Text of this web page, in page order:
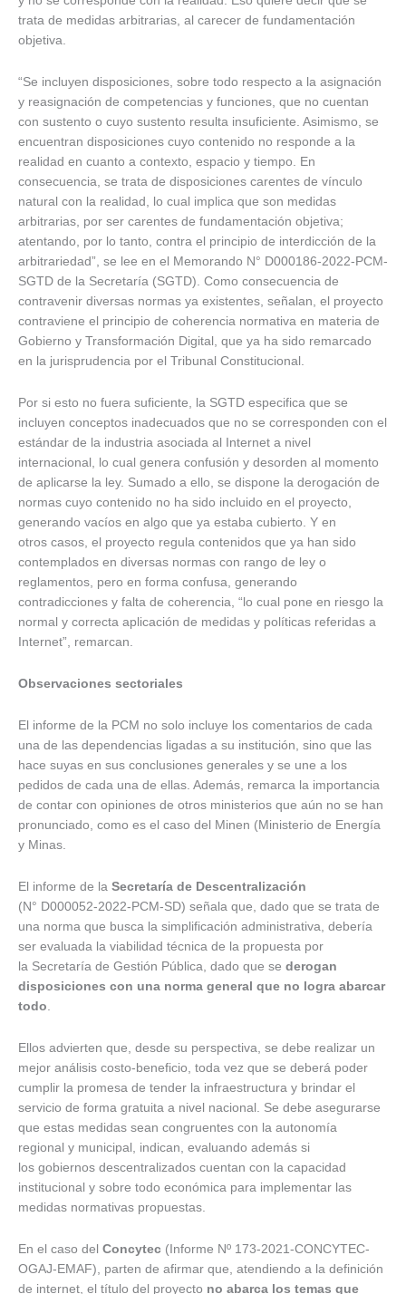
trata de medidas arbitrarias, al carecer de fundamentación
objetiva.
“Se incluyen disposiciones, sobre todo respecto a la asignación
y reasignación de competencias y funciones, que no cuentan
con sustento o cuyo sustento resulta insuficiente. Asimismo, se
encuentran disposiciones cuyo contenido no responde a la
realidad en cuanto a contexto, espacio y tiempo. En
consecuencia, se trata de disposiciones carentes de vínculo
natural con la realidad, lo cual implica que son medidas
arbitrarias, por ser carentes de fundamentación objetiva;
atentando, por lo tanto, contra el principio de interdicción de la
arbitrariedad”, se lee en el Memorando N° D000186-2022-PCM-
SGTD de la Secretaría (SGTD). Como consecuencia de
contravenir diversas normas ya existentes, señalan, el proyecto
contraviene el principio de coherencia normativa en materia de
Gobierno y Transformación Digital, que ya ha sido remarcado
en la jurisprudencia por el Tribunal Constitucional.
Por si esto no fuera suficiente, la SGTD especifica que se
incluyen conceptos inadecuados que no se corresponden con el
estándar de la industria asociada al Internet a nivel
internacional, lo cual genera confusión y desorden al momento
de aplicarse la ley. Sumado a ello, se dispone la derogación de
normas cuyo contenido no ha sido incluido en el proyecto,
generando vacíos en algo que ya estaba cubierto. Y en
otros casos, el proyecto regula contenidos que ya han sido
contemplados en diversas normas con rango de ley o
reglamentos, pero en forma confusa, generando
contradicciones y falta de coherencia, “lo cual pone en riesgo la
normal y correcta aplicación de medidas y políticas referidas a
Internet”, remarcan.
Observaciones sectoriales
El informe de la PCM no solo incluye los comentarios de cada
una de las dependencias ligadas a su institución, sino que las
hace suyas en sus conclusiones generales y se une a los
pedidos de cada una de ellas. Además, remarca la importancia
de contar con opiniones de otros ministerios que aún no se han
pronunciado, como es el caso del Minen (Ministerio de Energía
y Minas.
El informe de la Secretaría de Descentralización
(N° D000052-2022-PCM-SD) señala que, dado que se trata de
una norma que busca la simplificación administrativa, debería
ser evaluada la viabilidad técnica de la propuesta por
la Secretaría de Gestión Pública, dado que se derogan
disposiciones con una norma general que no logra abarcar
todo
Ellos advierten que, desde su perspectiva, se debe realizar un
mejor análisis costo-beneficio, toda vez que se deberá poder
cumplir la promesa de tender la infraestructura y brindar el
servicio de forma gratuita a nivel nacional. Se debe asegurarse
que estas medidas sean congruentes con la autonomía
regional y municipal, indican, evaluando además si
los gobiernos descentralizados cuentan con la capacidad
institucional y sobre todo económica para implementar las
medidas normativas propuestas.
En el caso del Concytec (Informe Nº 173-2021-CONCYTEC-
OGAJ-EMAF), parten de afirmar que, atendiendo a la definición
de internet, el título del proyecto no abarca los temas que